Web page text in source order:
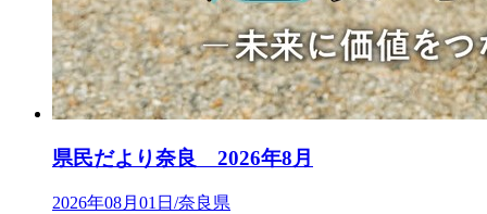
県民だより奈良 2026年8月
2026年08月01日/奈良県